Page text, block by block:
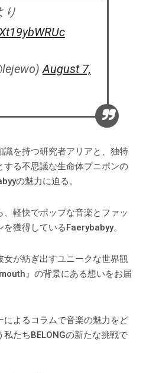
り
August 7,
識を持つ研究者アリアと、独特
する不思議な生命体プニポンの
の魅力に迫る。
軽快でポップな音楽とファッ
獲得しているFaerybabyy。
が紡ぎ出すユニークな世界観
』の背景にある想いをお届
によるコラムで音楽の魅力をど
たちBELONGの新たな挑戦で